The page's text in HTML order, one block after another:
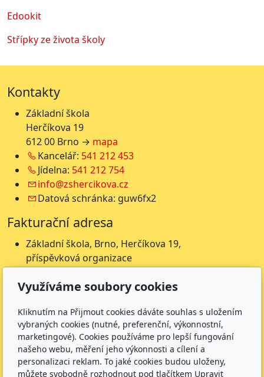
Edookit
Střípky ze života školy
Kontakty
Základní škola
Herčíkova 19
612 00 Brno → mapa
Kancelář: 541 212 453
Jídelna: 541 212 754
info@zshercikova.cz
Datová schránka: guw6fx2
Fakturační adresa
Základní škola, Brno, Herčíkova 19,
příspěvková organizace
612 00 Brno
Nejsme plátci DPH
Čísla účtů
Škola: 27225621/0100
Jídelna: 1027831896/0100
Využíváme soubory cookies
Kliknutím na Přijmout cookies dáváte souhlas s uložením
vybraných cookies (nutné, preferenční, výkonnostní,
marketingové). Cookies používáme pro lepší fungování
našeho webu, měření jeho výkonnosti a cílení a
personalizaci reklam. To jaké cookies budou uloženy,
můžete svobodně rozhodnout pod tlačítkem Upravit